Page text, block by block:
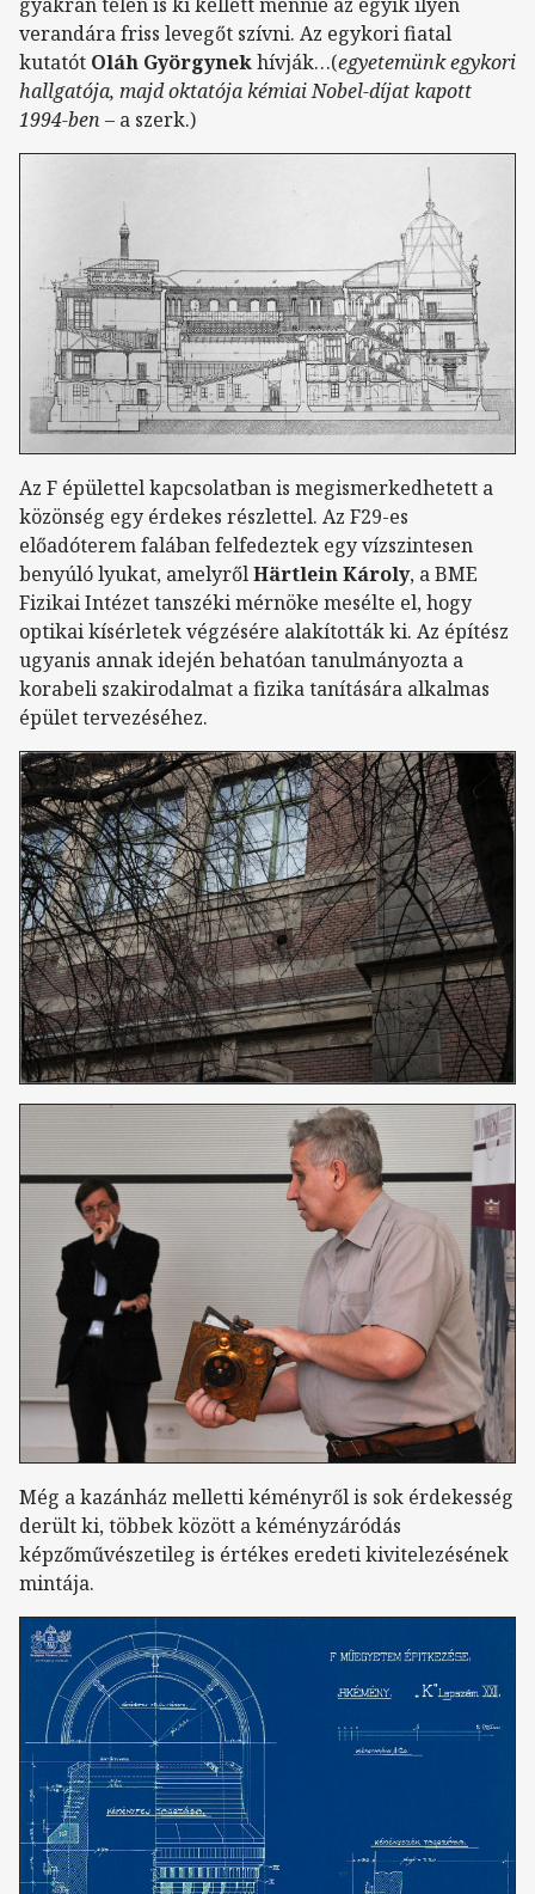
verandára friss levegőt szívni. Az egykori fiatal
kutatót Oláh Györgynekhívják…(egyetemünk egykori
hallgatója, majd oktatója kémiai Nobel-díjat kapott
1994-ben – a szerk.)
Az F épülettel kapcsolatban is megismerkedhetett a
közönség egy érdekes részlettel. Az F29-es
előadóterem falában felfedeztek egy vízszintesen
benyúló lyukat, amelyrőlHärtlein Károly, a BME
Fizikai Intézet tanszéki mérnöke mesélte el, hogy
optikai kísérletek végzésére alakították ki. Az építész
ugyanis annak idején behatóan tanulmányozta a
korabeli szakirodalmat a fizika tanítására alkalmas
épület tervezéséhez.
Még a kazánház melletti kéményről is sok érdekesség
derült ki, többek között a kéményzáródás
képzőművészetileg is értékes eredeti kivitelezésének
mintája.